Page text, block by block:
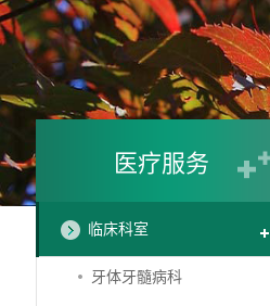
医疗服务
临床科室
牙体牙髓病科